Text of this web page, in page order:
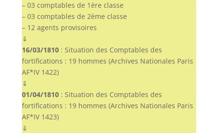
– 03 comptables de 1ère classe
– 03 comptables de 2ème classe
– 12 agents provisoires
⇓
16/03/1810: Situation des Comptables des
fortifications : 19 hommes (Archives Nationales Paris
AF*IV 1422)
⇓
01/04/1810: Situation des Comptables des
fortifications : 19 hommes (Archives Nationales Paris
AF*IV 1423)
⇓